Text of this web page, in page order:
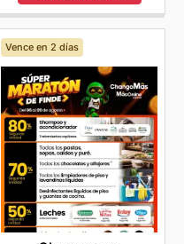
Vence en 2 días